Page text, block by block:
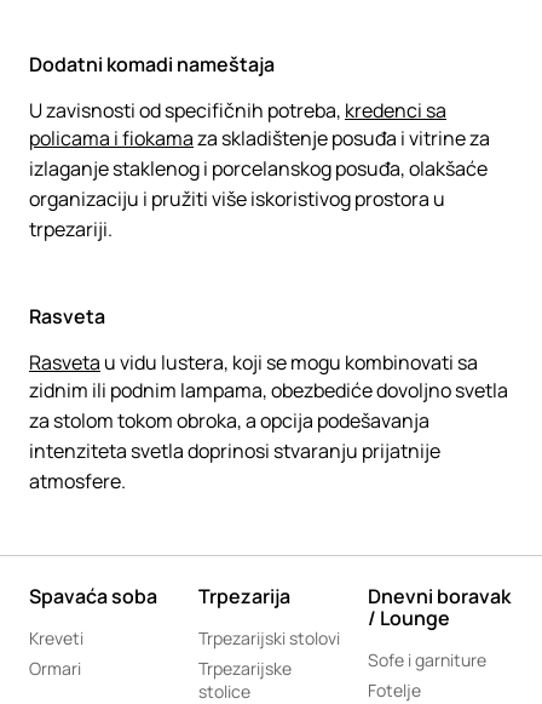
Dodatni komadi nameštaja
U zavisnosti od specifičnih potreba, ​​ kredenci sa
policama i fiokamaza skladištenje posuđa i vitrine za
izlaganje staklenog i porcelanskog posuđa, olakšaće
organizaciju i pružiti više iskoristivog prostora u
trpezariji.
Rasveta
Rasveta u vidu lustera, koji se mogu kombinovati sa
zidnim ili podnim lampama, obezbediće dovoljno svetla
za stolom tokom obroka, a opcija podešavanja
intenziteta svetla doprinosi stvaranju prijatnije
atmosfere.
Spavaća soba
Kreveti
Ormari
Trpezarija
Trpezarijski stolovi
Trpezarijske
stolice
Dnevni boravak
/ Lounge
Sofe i garniture
Fotelje